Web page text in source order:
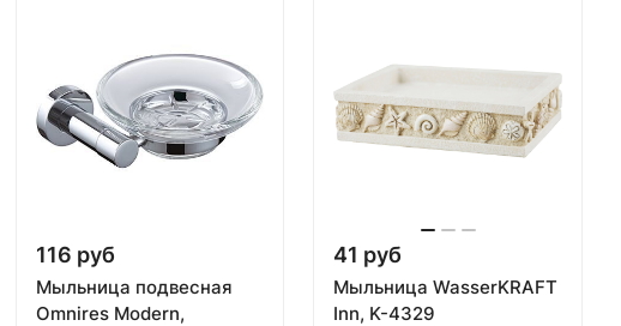
116 руб
Мыльница подвесная
Omnires Modern,
41 руб
Мыльница WasserKRAFT
Inn, K-4329